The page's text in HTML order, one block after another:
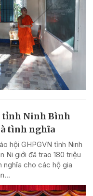
tỉnh Ninh Bình
tình nghĩa
hội GHPGVN tỉnh Ninh
Ni giới đã trao 180 triệu
nghĩa cho các hộ gia